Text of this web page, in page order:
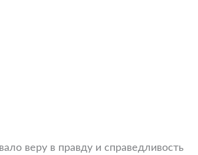
веру в правду и справедливость